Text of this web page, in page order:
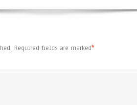
Required fields are marked*